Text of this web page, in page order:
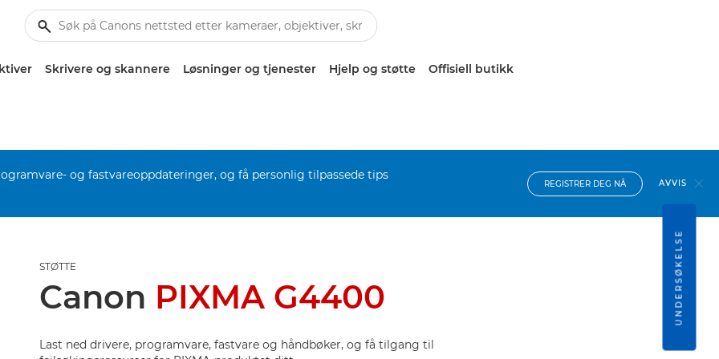
Skrivere og skannere Løsninger og tjenester Hjelp og støtte Offisiell butikk
og fastvareoppdateringer, og få personlig tilpassede tips
REGISTRER DEG NÅ AVVIS
STØTTE
Canon PIXMA G4400
Last ned drivere, programvare, fastvare og håndbøker, og få tilgang til
UNDERSØKELSE